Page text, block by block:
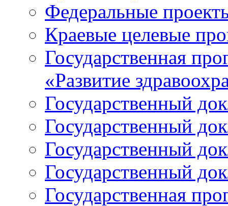
Федеральные
Краевые целевые
Государственная
«Развитие
Государственный
Государственный
Государственный
Государственный
Государственная